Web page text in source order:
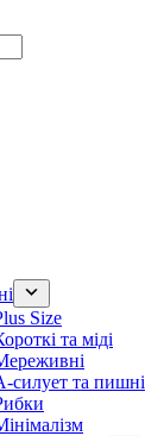
Size
та міді
силует та пишні